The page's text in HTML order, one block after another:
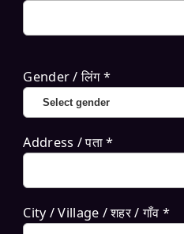
Gender / लिंग *
Address / पता *
City / Village / शहर / गाँव *